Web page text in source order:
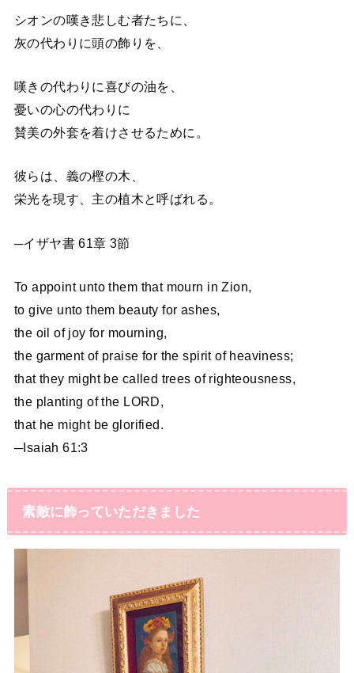
シオンの嘆き悲しむ者たちに、
灰の代わりに頭の飾りを、
嘆きの代わりに喜びの油を、
憂いの心の代わりに
賛美の外套を着けさせるために。
彼らは、義の樫の木、
栄光を現す、主の植木と呼ばれる。
─イザヤ書 61章 3節
To appoint unto them that mourn in Zion,
to give unto them beauty for ashes,
the oil of joy for mourning,
the garment of praise for the spirit of heaviness;
that they might be called trees of righteousness,
the planting of the LORD,
that he might be glorified.
─Isaiah 61:3
素敵に飾っていただきました